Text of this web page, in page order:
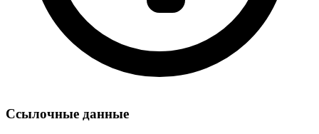
Ссылочные данные